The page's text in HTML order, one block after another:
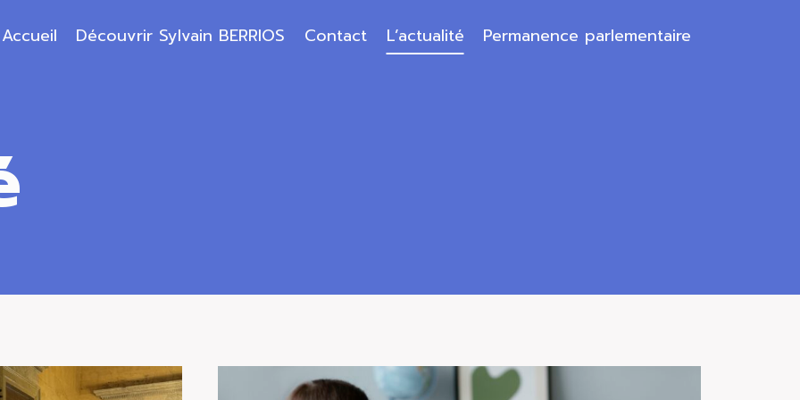
Accueil Découvrir Sylvain BERRIOS Contact L’actualité Permanence parlementaire